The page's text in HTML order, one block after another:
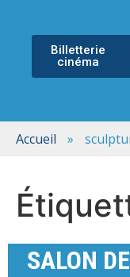
Billetterie
cinéma
Accueil »
SALON